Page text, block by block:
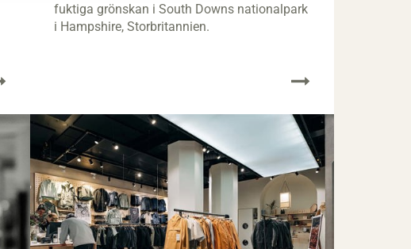
fuktiga grönskan i South Downs nationalpark
i Hampshire, Storbritannien.